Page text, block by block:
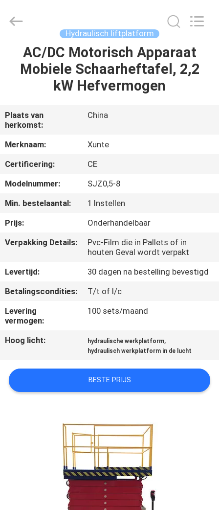
HUIS
PRODUCTEN
OVER
ONS
FABRIEKSTOCHT
NEEM
CONTACT
ONS
OP
NIEUWS
EEN
OFFERTE
PRIVACYBELEID
LTD.
Hydraulisch liftplatform
AC/DC Motorisch Apparaat
Mobiele Schaarheftafel, 2,2
kW Hefvermogen
Plaats van
herkomst:
China
Merknaam:
Xunte
Certificering:
CE
Modelnummer:
SJZ0,5-8
Min. bestelaantal:
1 Instellen
Prijs:
Onderhandelbaar
Verpakking Details:
Pvc-Film die in Pallets of in
houten Geval wordt verpakt
Levertijd:
30 dagen na bestelling bevestigd
Betalingscondities:
T/t of l/c
Levering
vermogen:
100 sets/maand
Hoog licht: hydraulische werkplatform,
hydraulisch werkplatform in de lucht
BESTE PRIJS